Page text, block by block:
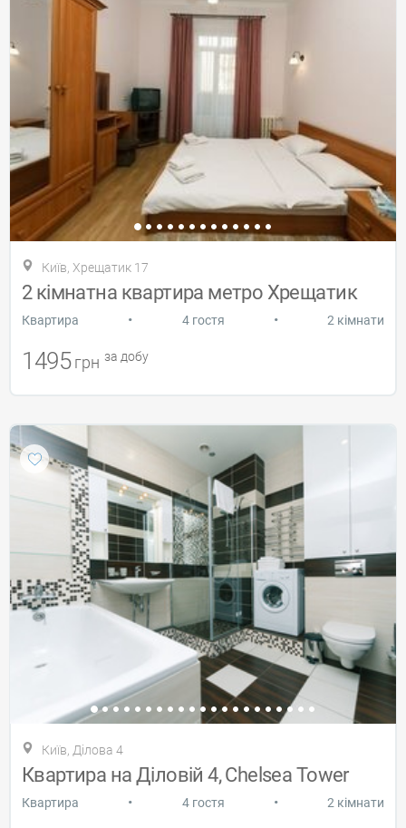
Київ, Хрещатик 17
2 кімнатна квартира метро Хрещатик
Квартира • 4 гостя • 2 кімнати
1495 грн за добу
Київ, Ділова 4
Квартира на Діловій 4, Chelsea Tower
Квартира • 4 гостя • 2 кімнати